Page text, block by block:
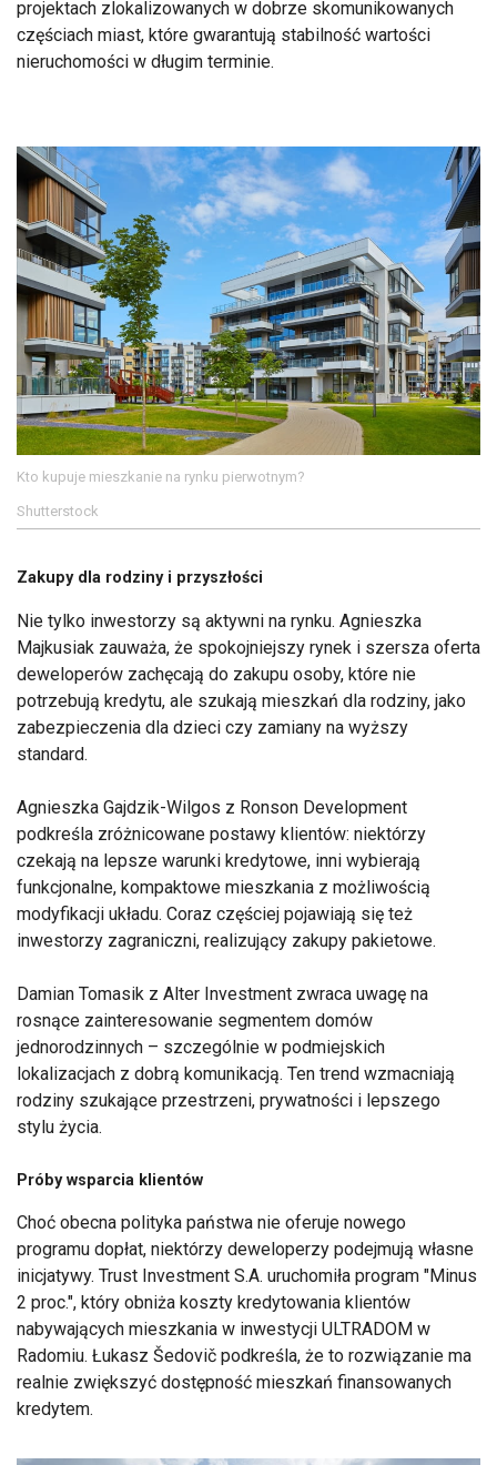
projektach zlokalizowanych w dobrze skomunikowanych
częściach miast, które gwarantują stabilność wartości
nieruchomości w długim terminie.
Kto kupuje mieszkanie na rynku pierwotnym?
Shutterstock
Zakupy dla rodziny i przyszłości
Nie tylko inwestorzy są aktywni na rynku. Agnieszka
Majkusiak zauważa, że spokojniejszy rynek i szersza oferta
deweloperów zachęcają do zakupu osoby, które nie
potrzebują kredytu, ale szukają mieszkań dla rodziny, jako
zabezpieczenia dla dzieci czy zamiany na wyższy
standard.
Agnieszka Gajdzik-Wilgos z Ronson Development
podkreśla zróżnicowane postawy klientów: niektórzy
czekają na lepsze warunki kredytowe, inni wybierają
funkcjonalne, kompaktowe mieszkania z możliwością
modyfikacji układu. Coraz częściej pojawiają się też
inwestorzy zagraniczni, realizujący zakupy pakietowe.
Damian Tomasik z Alter Investment zwraca uwagę na
rosnące zainteresowanie segmentem domów
jednorodzinnych – szczególnie w podmiejskich
lokalizacjach z dobrą komunikacją. Ten trend wzmacniają
rodziny szukające przestrzeni, prywatności i lepszego
stylu życia.
Próby wsparcia klientów
Choć obecna polityka państwa nie oferuje nowego
programu dopłat, niektórzy deweloperzy podejmują własne
inicjatywy. Trust Investment S.A. uruchomiła program "Minus
2 proc.", który obniża koszty kredytowania klientów
nabywających mieszkania w inwestycji ULTRADOM w
Radomiu. Łukasz Šedovič podkreśla, że to rozwiązanie ma
realnie zwiększyć dostępność mieszkań finansowanych
kredytem.